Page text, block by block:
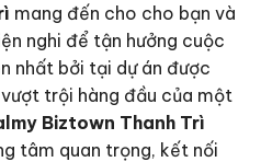
mang đến cho cho bạn và
nghi để tận hưởng cuộc
nhất bởi tại dự án được
trội hàng đầu của một
Biztown Thanh Trì
tâm quan trọng, kết nối